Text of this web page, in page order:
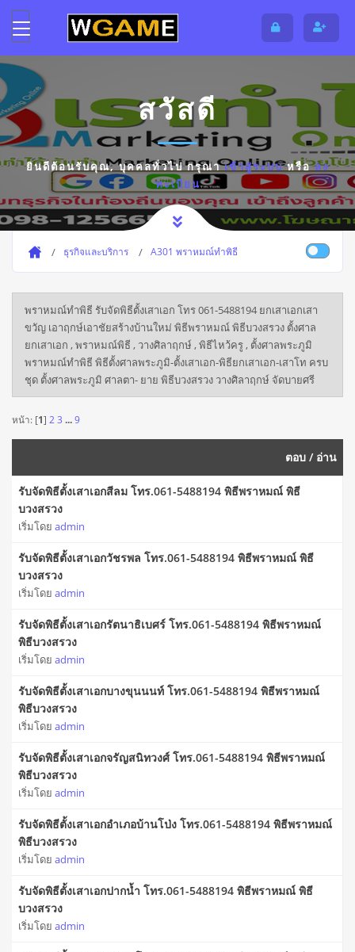
สวัสดี
ยินดีต้อนรับคุณ,บุคคลทั่วไปกรุณาเข้าสู่ระบบหรือลง
ทะเบียน
ธุรกิจและบริการ A301 พราหมณ์ทำพิธี
พราหมณ์ทำพิธี รับจัดพิธีตั้งเสาเอก โทร 061-5488194 ยกเสาเอกเสา
ขวัญ เอาฤกษ์เอาชัยสร้างบ้านใหม่ พิธีพราหมณ์ พิธีบวงสรวง ตั้งศาล
ยกเสาเอก , พราหมณ์พิธี , วางศิลาฤกษ์ , พิธีไหว้ครู , ตั้งศาลพระภูมิ
พราหมณ์ทำพิธี พิธีตั้งศาลพระภูมิ-ตั้งเสาเอก-พิธียกเสาเอก-เสาโท ครบ
ชุด ตั้งศาลพระภูมิ ศาลตา- ยาย พิธีบวงสรวง วางศิลาฤกษ์ จัดบายศรี
หน้า: [1] 2 3 ...9
ตอบ / อ่าน
รับจัดพิธีตั้งเสาเอกสีลม โทร.061-5488194 พิธีพราหมณ์ พิธี
บวงสรวง
เริ่มโดย admin
รับจัดพิธีตั้งเสาเอกวัชรพล โทร.061-5488194 พิธีพราหมณ์ พิธี
บวงสรวง
เริ่มโดย admin
รับจัดพิธีตั้งเสาเอกรัตนาธิเบศร์ โทร.061-5488194 พิธีพราหมณ์
พิธีบวงสรวง
เริ่มโดย admin
รับจัดพิธีตั้งเสาเอกบางขุนนนท์ โทร.061-5488194 พิธีพราหมณ์
พิธีบวงสรวง
เริ่มโดย admin
รับจัดพิธีตั้งเสาเอกจรัญสนิทวงศ์ โทร.061-5488194 พิธีพราหมณ์
พิธีบวงสรวง
เริ่มโดย admin
รับจัดพิธีตั้งเสาเอกอำเภอบ้านโป่ง โทร.061-5488194 พิธีพราหมณ์
พิธีบวงสรวง
เริ่มโดย admin
รับจัดพิธีตั้งเสาเอกปากน้ำ โทร.061-5488194 พิธีพราหมณ์ พิธี
บวงสรวง
เริ่มโดย admin